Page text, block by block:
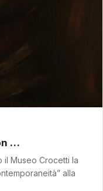
…
il Museo Crocetti la
alla